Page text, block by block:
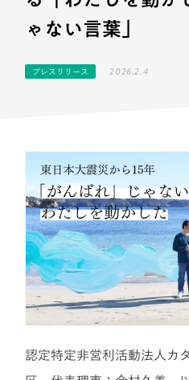
ゃない言葉」
プレスリリース 2026.2.4
認定特定非営利活動法人カ